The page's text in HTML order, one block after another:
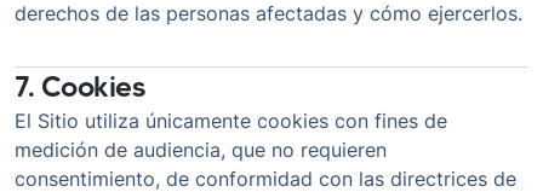
derechos de las personas afectadas y cómo ejercerlos.
7. Cookies
El Sitio utiliza únicamente cookies con fines de
medición de audiencia, que no requieren
consentimiento, de conformidad con las directrices de